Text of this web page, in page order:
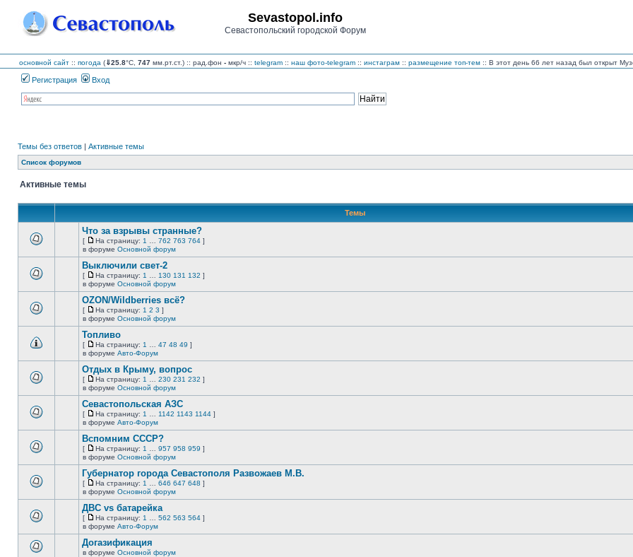
Sevastopol.info
Севастопольский городской Форум
основной сайт :: погода (⇓25.8°C, 747 мм.рт.ст.) :: рад.фон - мкр/ч :: telegram :: наш фото-telegram :: инстаграм :: размещение топ-тем :: В этот день 66 лет назад был открыт
Регистрация Вход
Темы без ответов | Активные темы
Список форумов
Активные темы
Темы
этой
непрочитанных
сообщений.
Что за взрывы странные?
[
На
страницу
На страницу: 1 762 763 764 ]
в форуме Основной форум
этой
непрочитанных
сообщений.
Выключили свет-2
[
На
страницу
На страницу: 1 130 131 132 ]
в форуме Основной форум
этой
непрочитанных
сообщений.
OZON/Wildberries всё?
[
На
страницу
На страницу: 1 2 3 ]
в форуме Основной форум
этой
непрочитанных
сообщений.
Топливо
[
На
страницу
На страницу: 1 47 48 49 ]
в форуме Авто-Форум
этой
непрочитанных
сообщений.
Отдых в Крыму, вопрос
[
На
страницу
На страницу: 1 230 231 232 ]
в форуме Основной форум
этой
непрочитанных
сообщений.
Севастопольская АЗС
[
На
страницу
На страницу: 1 1142 1143 1144 ]
в форуме Авто-Форум
этой
непрочитанных
сообщений.
Вспомним СССР?
[
На
страницу
На страницу: 1 957 958 959 ]
в форуме Основной форум
этой
непрочитанных
сообщений.
Губернатор города Севастополя Развожаев М.В.
[
На
страницу
На страницу: 1 646 647 648 ]
в форуме Основной форум
этой
ДВС vs батарейка
[
На
страницу
На страницу: 1 562 563 564 ]
в форуме Авто-Форум
Догазификация
в форуме Основной форум